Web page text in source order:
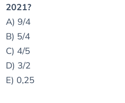
2021?
A) 9/4
B) 5/4
C) 4/5
D) 3/2
E) 0,25